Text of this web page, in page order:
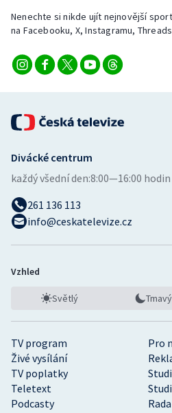
Nenechte si nikde ujít nejnovější
na Facebooku, X, Instagramu,
TV program
Pro
Živé vysílání
TV poplatky
Teletext
Podcasty
Divácké centrum
každý všední den:8:00—16:00 hodin
261 136 113
info@ceskatelevize.cz
Vzhled
Světlý Tmavý